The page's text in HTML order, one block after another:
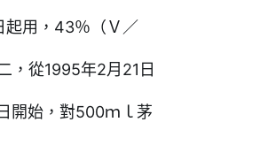
起用，43％（Ｖ／
，從1995年2月21日
開始，對500ｍｌ茅